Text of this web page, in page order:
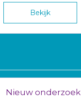
Bekijk
Nieuw onderzoek